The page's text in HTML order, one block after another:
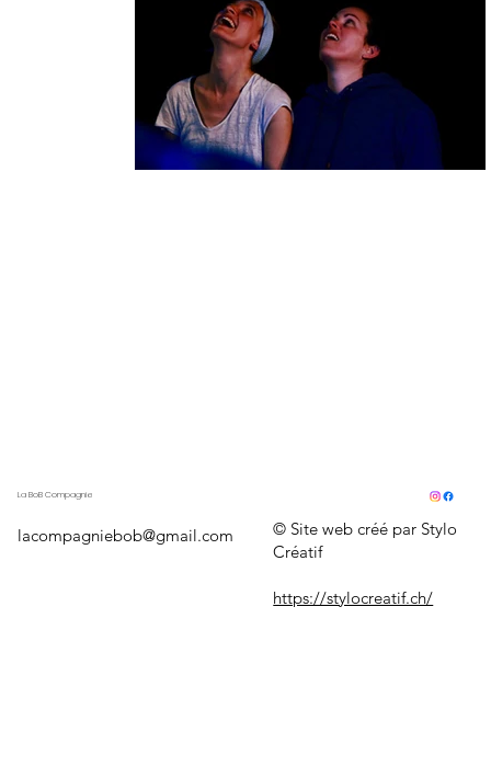
lacompagniebob@gmail.com
La BoB Compagnie
© Site web créé par Stylo
Créatif
https://stylocreatif.ch/